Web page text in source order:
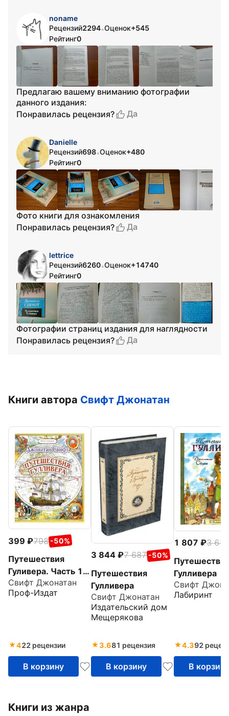
noname
Рецензий2294•Оценок+545
Рейтинг0
Предлагаю вашему вниманию фотографии
данного издания:
Понравилась рецензия?
Да
Danielle
Рецензий698•Оценок+480
Рейтинг0
Фото книги для ознакомления
Понравилась рецензия?
Да
lettrice
Рецензий6260•Оценок+14740
Рейтинг0
Фотографии страниц издания для наглядности
Понравилась рецензия?
Да
Книги автора Свифт Джонатан
399 798 -50%
Путешествия
Гуливера. Часть 1.
Путешествие в
Лилипутию
Свифт Джонатан
Проф-Издат
422 рецензии
В корзину
3 844 7 687 -50%
Путешествия
Гулливера
Свифт Джонатан
Издательский дом
Мещерякова
3.681 рецензия
В корзину
1 807
3 613
Гулливера
Свифт
Лабиринт
4.392
В корзину
Книги из жанра